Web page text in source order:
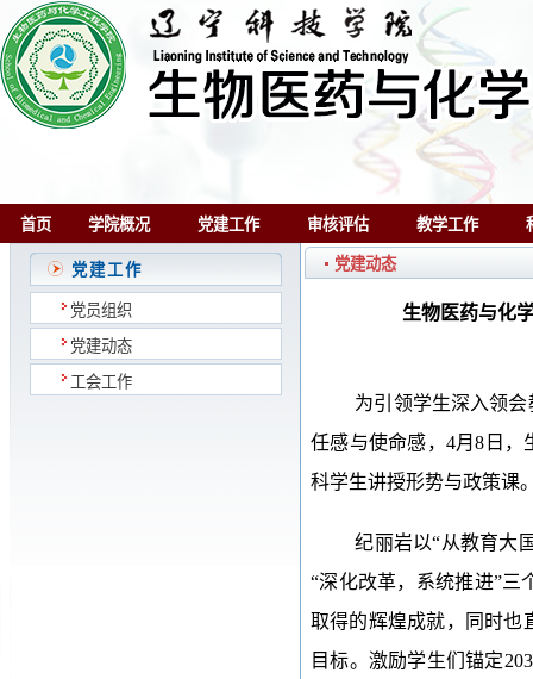
首页 学院概况 党建工作 审核评估 教学工作
党建工作
党员组织
党建动态
工会工作
党建动态
生物医药与化
为引领学生深入领
任感与使命感，4月8日，
科学生讲授形势与政策课
纪丽岩以“从教育大
“深化改革，系统推进”三
取得的辉煌成就，同时也
目标。激励学生们锚定